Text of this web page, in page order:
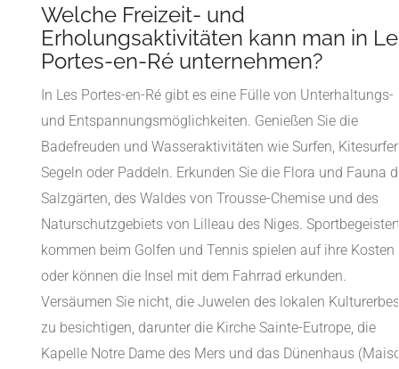
Welche Freizeit- und
Erholungsaktivitäten kann man in
Portes-en-Ré unternehmen?
In Les Portes-en-Ré gibt es eine Fülle von Unterhaltungs-
und Entspannungsmöglichkeiten. Genießen Sie die
Badefreuden und Wasseraktivitäten wie Surfen,
Segeln oder Paddeln. Erkunden Sie die Flora und Fauna
Salzgärten, des Waldes von Trousse-Chemise und des
Naturschutzgebiets von Lilleau des Niges.
kommen beim Golfen und Tennis spielen auf ihre Kosten
oder können die Insel mit dem Fahrrad erkunden.
Versäumen Sie nicht, die Juwelen des lokalen Kulturerbes
zu besichtigen, darunter die Kirche Sainte-Eutrope, die
Kapelle Notre Dame des Mers und das Dünenhaus